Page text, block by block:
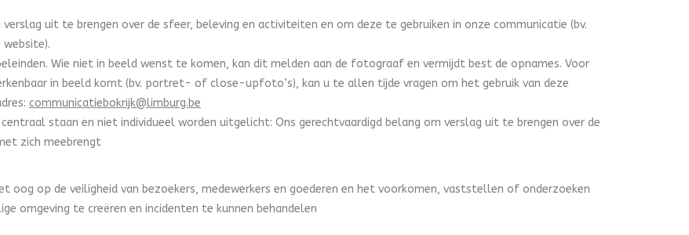
uit te brengen over de sfeer, beleving en activiteiten en om deze te gebruiken in onze communicatie (bv.
Wie niet in beeld wenst te komen, kan dit melden aan de fotograaf en vermijdt best de opnames. Voor
in beeld komt (bv. portret- of close-upfoto’s), kan u te allen tijde vragen om het gebruik van deze
communicatiebokrijk@limburg.be
staan en niet individueel worden uitgelicht: Ons gerechtvaardigd belang om verslag uit te brengen over de
zich meebrengt
oog op de veiligheid van bezoekers, medewerkers en goederen en het voorkomen, vaststellen of onderzoeken
omgeving te creëren en incidenten te kunnen behandelen